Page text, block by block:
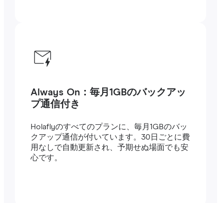
Always On：毎月1GBのバックアッ
プ通信付き
Holaflyのすべてのプランに、毎月1GBのバッ
クアップ通信が付いています。30日ごとに費
用なしで自動更新され、予期せぬ場面でも安
心です。